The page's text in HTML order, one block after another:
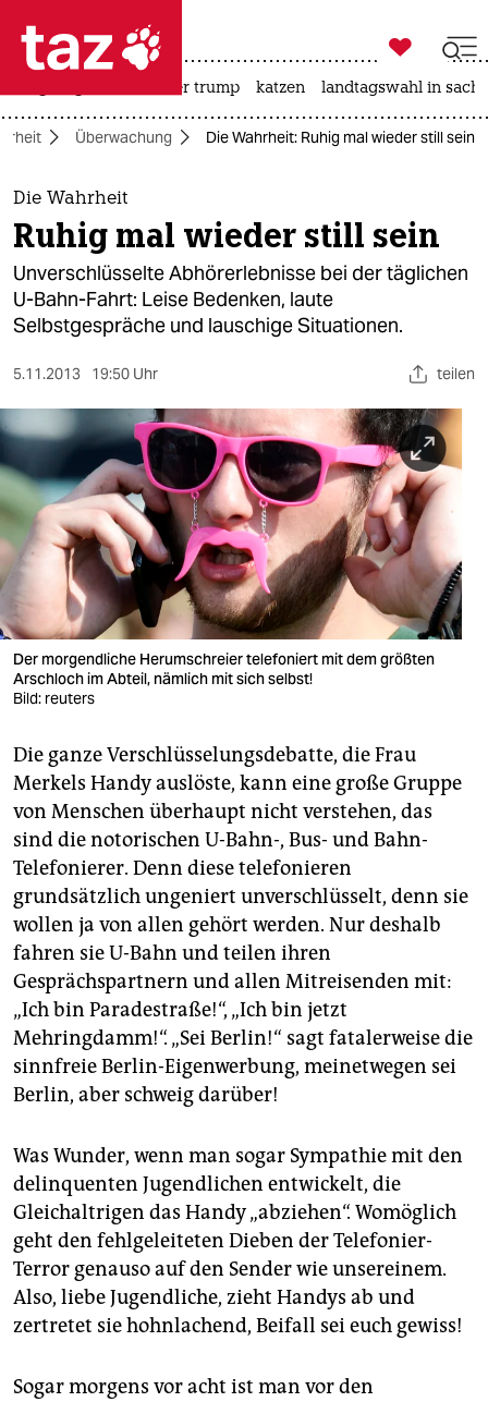
 taz zahl ich
taz zahl ich
themen
politik
öko
gesellschaft
sport
berlin
nord
wahrheit
verlag
verlag
shop
fragen & hilfe
unterstützen
abo
genossenschaft
epaper login

taz zahl ich
usa unter trump katzen landtagswahl in
Überwachung Die Wahrheit: Ruhig mal wieder still sein
Die Wahrheit
Ruhig mal wieder still sein
Unverschlüsselte Abhörerlebnisse bei der täglichen
U-Bahn-Fahrt: Leise Bedenken, laute
Selbstgespräche und lauschige Situationen.
5.11.2013 19:50 Uhr teilen
Der morgendliche Herumschreier telefoniert mit dem größten
Arschloch im Abteil, nämlich mit sich selbst!
Bild: reuters
Die ganze Verschlüsselungsdebatte, die Frau
Merkels Handy auslöste, kann eine große Gruppe
von Menschen überhaupt nicht verstehen, das
sind die notorischen U-Bahn-, Bus- und Bahn-
Telefonierer. Denn diese telefonieren
grundsätzlich ungeniert unverschlüsselt, denn sie
wollen ja von allen gehört werden. Nur deshalb
fahren sie U-Bahn und teilen ihren
Gesprächspartnern und allen Mitreisenden mit:
„Ich bin Paradestraße!“, „Ich bin jetzt
Mehringdamm!“. „Sei Berlin!“ sagt fatalerweise die
sinnfreie Berlin-Eigenwerbung, meinetwegen sei
Berlin, aber schweig darüber!
Was Wunder, wenn man sogar Sympathie mit den
delinquenten Jugendlichen entwickelt, die
Gleichaltrigen das Handy „abziehen“. Womöglich
geht den fehlgeleiteten Dieben der Telefonier-
Terror genauso auf den Sender wie unsereinem.
Also, liebe Jugendliche, zieht Handys ab und
zertretet sie hohnlachend, Beifall sei euch gewiss!
Sogar morgens vor acht ist man vor den